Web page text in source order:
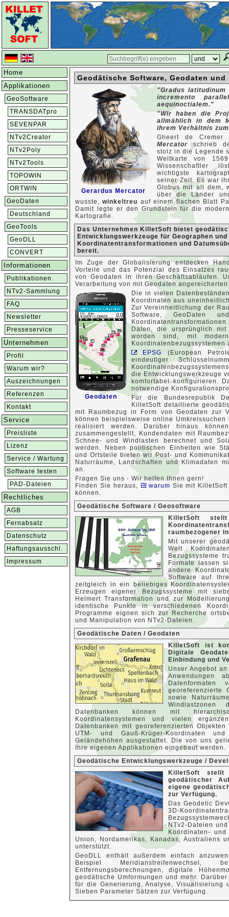
Home
Applikationen
GeoSoftware
TRANSDATpro
SEVENPAR
NTv2Creator
NTv2Poly
NTv2Tools
TOPOWIN
ORTWIN
GeoDaten
Deutschland
GeoTools
GeoDLL
CONVERT
Informationen
Publikationen
NTv2-Sammlung
FAQ
Newsletter
Presseservice
Unternehmen
Profil
Warum wir?
Auszeichnungen
Referenzen
Kontakt
Service
Preisliste
Lizenz
Service / Wartung
Software testen
PAD-Dateien
Rechtliches
AGB
Fernabsatz
Datenschutz
Haftungsausschl.
Impressum
Geodätische Software, Geodaten
Gerardus Mercator
"Gradus
incremento
aequinoctialem."
"Wir haben die
allmählich in dem
ihrem Verhältnis
Gheert de
Mercator schrieb
stolz in die Legende
Weltkarte von
Wissenschaftler
wichtigste
seiner Zeit. Es war
Globus mit all dem,
über die Länder
wusste,winkeltreu auf einem flachen Blatt
Damit legte er den Grundstein für die
Kartografie.
Das Unternehmen KilletSoft bietet
Entwicklungswerkzeuge für Geographen
Koordinatentransformationen und
bereit.
Im Zuge der Globalisierung entdecken
Vorteile und das Potenzial des Einsatzes
von Geodaten in ihren Geschäftsabläufen.
Verarbeitung von mit Geodaten
Geodaten
Die in vielen
Koordinaten aus
Zur Vereinheitlichung der
Software, GeoDaten
Daten, die ursprünglich
worden sind, mit
EPSG (European
eindeutiger
die Entwicklungswerkzeuge
komfortabel konfigurieren.
notwendige
Für die Bundesrepublik
KilletSoft detaillierte
mit Raumbezug in Form von Geodaten zur
können beispielsweise online
realisiert werden. Darüber hinaus
zusammengestellt, Kundendaten mit
Schnee- und Windlasten berechnet und
werden. Neben politischen Einheiten wie
und Ortsteile bieten wir Post- und
Naturräume, Landschaften und Klimadaten
an.
Fragen Sie uns - Wir helfen Ihnen gern!
Finden Sie heraus,
warum Sie mit
können.
Geodätische Software / Geosoftware
KilletSoft
raumbezogener
Mit unserer
Welt
Bezugssysteme
Formate lassen
andere
Software auf
zeitgleich in ein beliebiges
Erzeugen eigener Bezugssysteme mit
Helmert Transformation und zur
identische Punkte in verschiedenen
Programme eignen sich zur Recherche
und Manipulation von NTv2-Dateien.
Geodätische Daten / Geodaten
KilletSoft ist
Digitale
Einbindung und
Unser Angebot
Anwendungen
georeferenzierte
sowie
Datenbanken können mit
Koordinatensystemen und vielen
Datenbanken mit georeferenzierten
UTM- und Gauß-Krüger-Koordinaten
Geländehöhen ausgestattet. Die von uns
Ihre eigenen Applikationen eingebaut werden.
Geodätische Entwicklungswerkzeuge /
KilletSoft stellt
geodätischer
eigene
zur Verfügung.
Das Geodetic
3D-
NTv2-Dateien
Koordinaten-
Union, Nordamerikas, Kanadas, Australiens
unterstützt.
GeoDLL enthält außerdem einfach
Beispiel Meridianstreifenwechsel,
Entfernungsberechnungen, digitale
geodätische Umformungen und mehr.
für die Generierung, Analyse, Visualisierung
Sieben Parameter Sätzen zur Verfügung.